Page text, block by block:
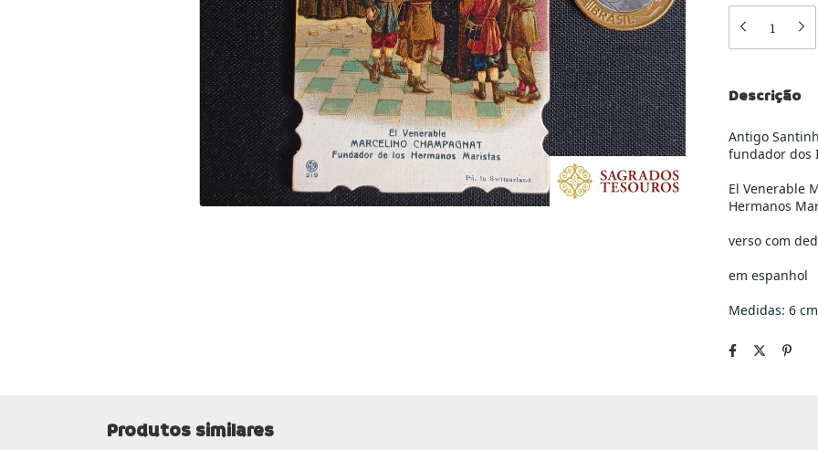
Descrição
Antigo
fundador dos
El Venerable
Hermanos
verso com
em espanhol
Medidas: 6
Produtos similares